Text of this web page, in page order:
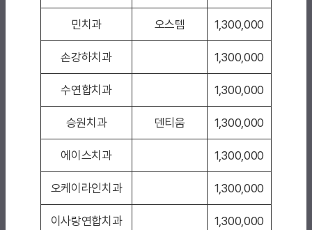
민치과 오스템 1,300,000
손강하치과 1,300,000
수연합치과 1,300,000
승원치과 덴티움 1,300,000
에이스치과 1,300,000
오케이라인치과 1,300,000
이사랑연합치과 1,300,000